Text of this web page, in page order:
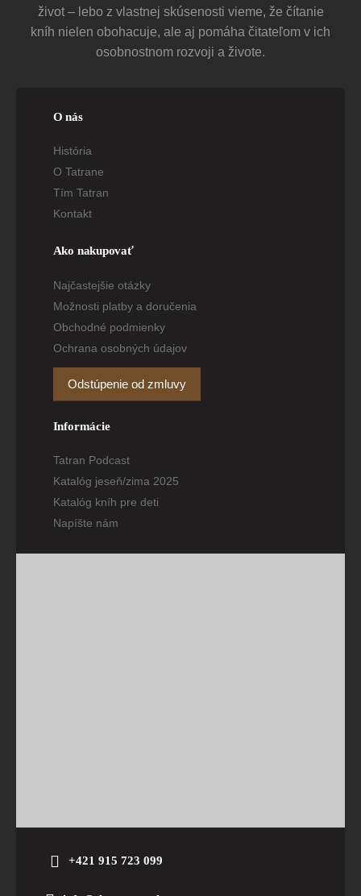
život – lebo z vlastnej skúsenosti vieme, že čítanie
kníh nielen obohacuje, ale aj pomáha čitateľom v ich
osobnostnom rozvoji a živote.
O nás
História
O Tatrane
Tím Tatran
Kontakt
Ako nakupovať
Najčastejšie otázky
Možnosti platby a doručenia
Obchodné podmienky
Ochrana osobných údajov
Odstúpenie od zmluvy
Informácie
Tatran Podcast
Katalóg jeseň/zima 2025
Katalóg kníh pre deti
Napíšte nám
+421 915 723 099